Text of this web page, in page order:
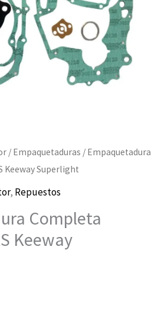
/ Empaquetaduras / Empaquetadura
Keeway Superlight
, Repuestos
Completa
Keeway